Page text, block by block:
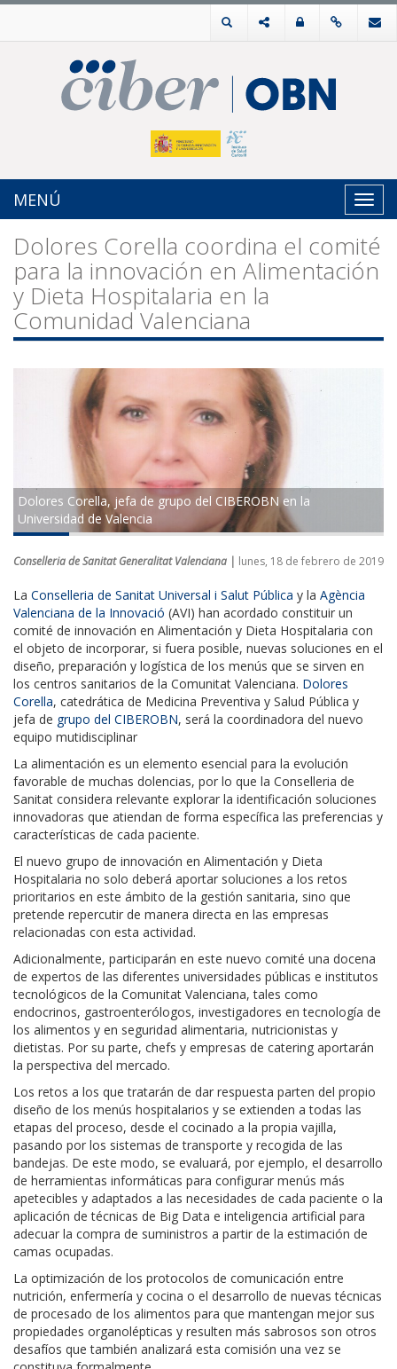
MENÚ
Dolores Corella coordina el comité
para la innovación en Alimentación
y Dieta Hospitalaria en la
Comunidad Valenciana
Dolores Corella, jefa de grupo del CIBEROBN en la
Universidad de Valencia
Conselleria de Sanitat Generalitat Valenciana | lunes, 18 de febrero de 2019
La Conselleria de Sanitat Universal i Salut Pública y la Agència
Valenciana de la Innovació (AVI) han acordado constituir un
comité de innovación en Alimentación y Dieta Hospitalaria con
el objeto de incorporar, si fuera posible, nuevas soluciones en el
diseño, preparación y logística de los menús que se sirven en
los centros sanitarios de la Comunitat Valenciana. Dolores
Corella, catedrática de Medicina Preventiva y Salud Pública y
jefa de grupo del CIBEROBN, será la coordinadora del nuevo
equipo mutidisciplinar
La alimentación es un elemento esencial para la evolución
favorable de muchas dolencias, por lo que la Conselleria de
Sanitat considera relevante explorar la identificación soluciones
innovadoras que atiendan de forma específica las preferencias y
características de cada paciente.
El nuevo grupo de innovación en Alimentación y Dieta
Hospitalaria no solo deberá aportar soluciones a los retos
prioritarios en este ámbito de la gestión sanitaria, sino que
pretende repercutir de manera directa en las empresas
relacionadas con esta actividad.
Adicionalmente, participarán en este nuevo comité una docena
de expertos de las diferentes universidades públicas e institutos
tecnológicos de la Comunitat Valenciana, tales como
endocrinos, gastroenterólogos, investigadores en tecnología de
los alimentos y en seguridad alimentaria, nutricionistas y
dietistas. Por su parte, chefs y empresas de catering aportarán
la perspectiva del mercado.
Los retos a los que tratarán de dar respuesta parten del propio
diseño de los menús hospitalarios y se extienden a todas las
etapas del proceso, desde el cocinado a la propia vajilla,
pasando por los sistemas de transporte y recogida de las
bandejas. De este modo, se evaluará, por ejemplo, el desarrollo
de herramientas informáticas para configurar menús más
apetecibles y adaptados a las necesidades de cada paciente o la
aplicación de técnicas de Big Data e inteligencia artificial para
adecuar la compra de suministros a partir de la estimación de
camas ocupadas.
La optimización de los protocolos de comunicación entre
nutrición, enfermería y cocina o el desarrollo de nuevas técnicas
de procesado de los alimentos para que mantengan mejor sus
propiedades organolépticas y resulten más sabrosos son otros
desafíos que también analizará esta comisión una vez se